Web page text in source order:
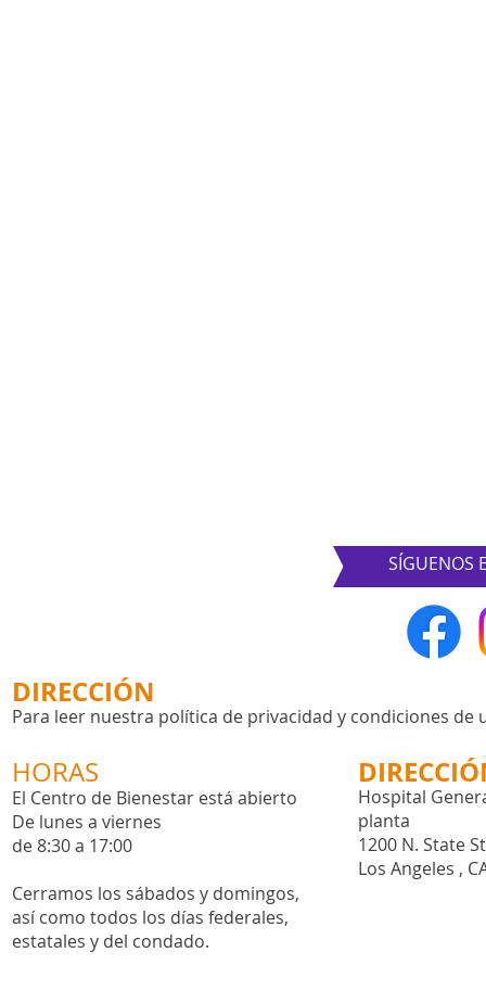
SÍGUENOS
DIRECCIÓN
Para leer nuestra política de privacidad y condiciones de
HORAS
El Centro de Bienestar está abierto
De lunes a viernes
de 8:30 a 17:00
Cerramos los sábados y domingos,
así como todos los días federales,
estatales y del condado.
Hospital
planta
1200 N. State
Los Angeles ,